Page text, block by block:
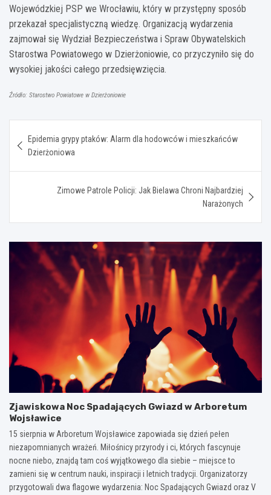
Wojewódzkiej PSP we Wrocławiu, który w przystępny sposób
przekazał specjalistyczną wiedzę. Organizacją wydarzenia
zajmował się Wydział Bezpieczeństwa i Spraw Obywatelskich
Starostwa Powiatowego w Dzierżoniowie, co przyczyniło się do
wysokiej jakości całego przedsięwzięcia.
Źródło: Starostwo Powiatowe w Dzierżoniowie
wpisu
Epidemia grypy ptaków: Alarm dla hodowców i mieszkańców
Dzierżoniowa
Zimowe Patrole Policji: Jak Bielawa Chroni Najbardziej
Narażonych
Zjawiskowa Noc Spadających Gwiazd w Arboretum
Wojsławice
15 sierpnia w Arboretum Wojsławice zapowiada się dzień pełen
niezapomnianych wrażeń. Miłośnicy przyrody i ci, których fascynuje
nocne niebo, znajdą tam coś wyjątkowego dla siebie – miejsce to
zamieni się w centrum nauki, inspiracji i letnich tradycji. Organizatorzy
przygotowali dwa flagowe wydarzenia: Noc Spadających Gwiazd oraz V